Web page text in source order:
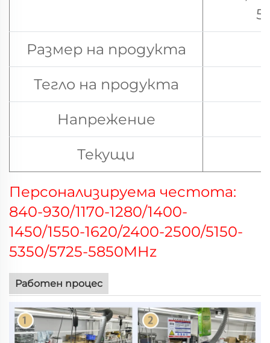
Размер на продукта
Тегло на продукта
Напрежение
Текущи
Персонализируема честота:
840-930/1170-1280/1400-
1450/1550-1620/2400-2500/5150-
5350/5725-5850MHz
Работен процес